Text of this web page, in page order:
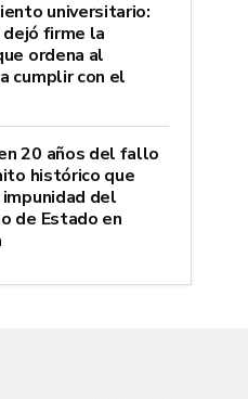
universitario:
dejó firme la
ordena al
cumplir con el
20 años del fallo
histórico que
del
de Estado en